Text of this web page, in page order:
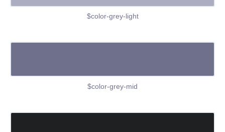
$color-grey-light
$color-grey-mid